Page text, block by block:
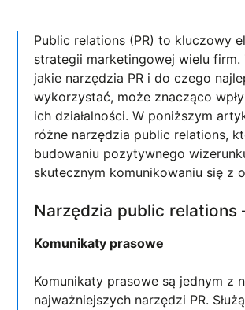
Public relations (PR) to kluczowy
strategii marketingowej wielu firm.
jakie narzędzia PR i do czego
wykorzystać, może znacząco
ich działalności. W poniższym
różne narzędzia public relations,
budowaniu pozytywnego
skutecznym komunikowaniu się z
Narzędzia public relations
Komunikaty prasowe
Komunikaty prasowe są jednym z
najważniejszych narzędzi PR.